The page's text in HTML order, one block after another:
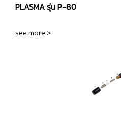
PLASMA รุ่น P-80
see more >